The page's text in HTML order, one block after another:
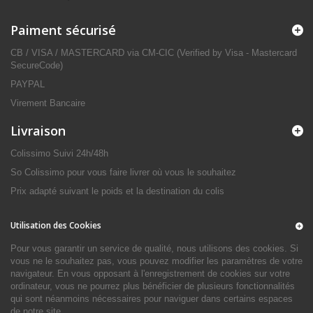
Paiment sécurisé
CB / VISA / MASTERCARD via CM-CIC (Verified by Visa - Mastercard
SecureCode)
PAYPAL
Virement Bancaire
Livraison
Colissimo Suivi 24h/48h
So Colissimo pour vous faire livrer où vous le souhaitez
Prix adapté suivant le poids et la destination du colis
Utilisation des Cookies
Pour vous garantir un service de qualité, nous utilisons des cookies. Si
vous ne le souhaitez pas, vous pouvez modifier les paramètres de votre
navigateur. En vous opposant à l'enregistrement de cookies sur votre
ordinateur, vous ne pourrez plus bénéficier de plusieurs fonctionnalités
qui sont néanmoins nécessaires pour naviguer dans certains espaces